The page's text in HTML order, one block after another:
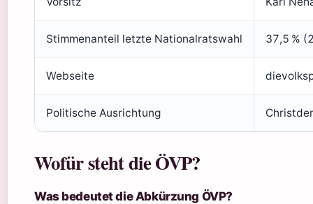
Stimmenanteil letzte Nationalratswahl 37,5 %
Webseite
Politische Ausrichtung
Wofür steht die ÖVP?
Was bedeutet die Abkürzung ÖVP?